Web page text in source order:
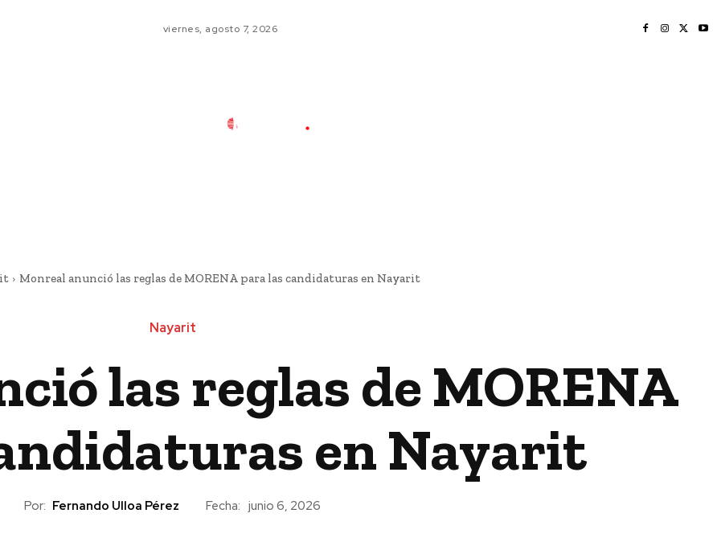
viernes, agosto 7, 2026
Monreal anunció las reglas de MORENA para las candidaturas en Nayarit
Nayarit
las reglas de MORENA
en Nayarit
Por: Fernando Ulloa Pérez Fecha: junio 6, 2026